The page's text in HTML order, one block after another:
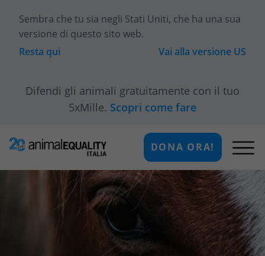
Sembra che tu sia negli Stati Uniti, che ha una sua
versione di questo sito web.
Resta qui
Vai alla versione US
Difendi gli animali gratuitamente con il tuo
5xMille. Scopri come fare
DONA ORA!